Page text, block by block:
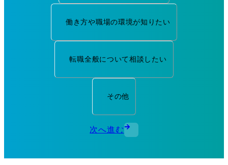
働き方や職場の環境が知りたい
転職全般について相談したい
その他
次へ進む